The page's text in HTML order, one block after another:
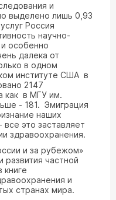
и
выделено лишь 0,93
Россия
научно-
и особенно
далека от
в одном
институте США в
2147
как в МГУ им.
- 181. Эмиграция
наших
это заставляет
здравоохранения.
и за рубежом»
развития частной
и
странах мира.